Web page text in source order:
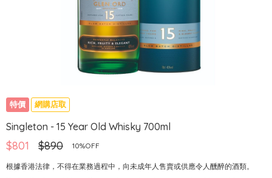
特價 網購店取
Singleton - 15 Year Old Whisky 700ml
$801 $890 10%OFF
根據香港法律，不得在業務過程中，向未成年人售賣或供應令人醺醉的酒類。